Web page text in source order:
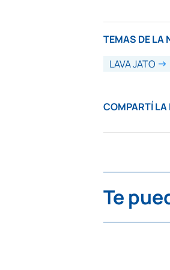
TEMAS DE LA
LAVA JATO
COMPARTÍ LA
Te